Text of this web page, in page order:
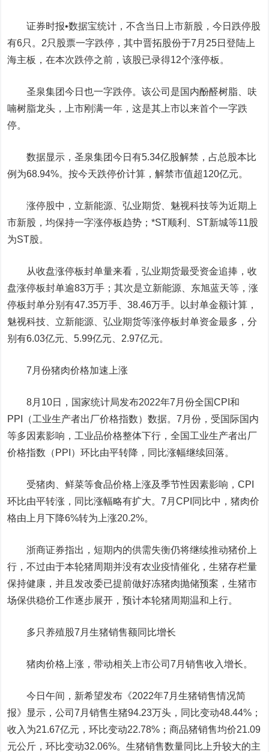
证券时报•数据宝统计，不含当日上市新股，今日跌停股
有6只。2只股票一字跌停，其中晋拓股份于7月25日登陆上
海主板，在本次跌停之前，该股已录得12个涨停板。
圣泉集团今日也一字跌停。该公司是国内酚醛树脂、呋
喃树脂龙头，上市刚满一年，这是其上市以来首个一字跌
停。
数据显示，圣泉集团今日有5.34亿股解禁，占总股本比
例为68.94%。按今天跌停价计算，解禁市值超120亿元。
涨停股中， 立新能源 、弘业期货 魅视科技等为近期上
市新股，均保持一字涨停板趋势；*ST顺利 ST新城等11股
为ST股。
从收盘涨停板封单量来看，弘业期货最受资金追捧，收
盘涨停板封单逾83万手；其次是立新能源、 东旭蓝天等，涨
停板封单分别有47.35万手、38.46万手。以封单金额计算，
魅视科技、立新能源、弘业期货等涨停板封单资金最多，分
别有6.03亿元、5.99亿元、2.97亿元。
7月份猪肉价格加速上涨
8月10日，国家统计局发布2022年7月份全国CPI和
PPI（工业生产者出厂价格指数）数据。7月份，受国际国内
等多因素影响，工业品价格整体下行，全国工业生产者出厂
价格指数（PPI）环比由平转降，同比涨幅继续回落。
受猪肉、鲜菜等食品价格上涨及季节性因素影响，CPI
环比由平转涨，同比涨幅略有扩大。7月CPI同比中，猪肉价
格由上月下降6%转为上涨20.2%。
浙商证券指出，短期内的供需失衡仍将继续推动猪价上
行，不过由于本轮猪周期并没有农业疫情催化，生猪存栏量
保持健康，并且发改委已提前做好冻猪肉抛储预案，生猪市
场保供稳价工作逐步展开，预计本轮猪周期温和上行。
多只养殖股7月生猪销售额同比增长
猪肉价格上涨，带动相关上市公司7月销售收入增长。
今日午间， 新希望发布《2022年7月生猪销售情况简
报》显示，公司7月销售生猪94.23万头，同比变动48.44%；
收入为21.67亿元，环比变动22.78%；商品猪销售均价21.09
元公斤，环比变动32.06%。生猪销售数量同比上升较大的主